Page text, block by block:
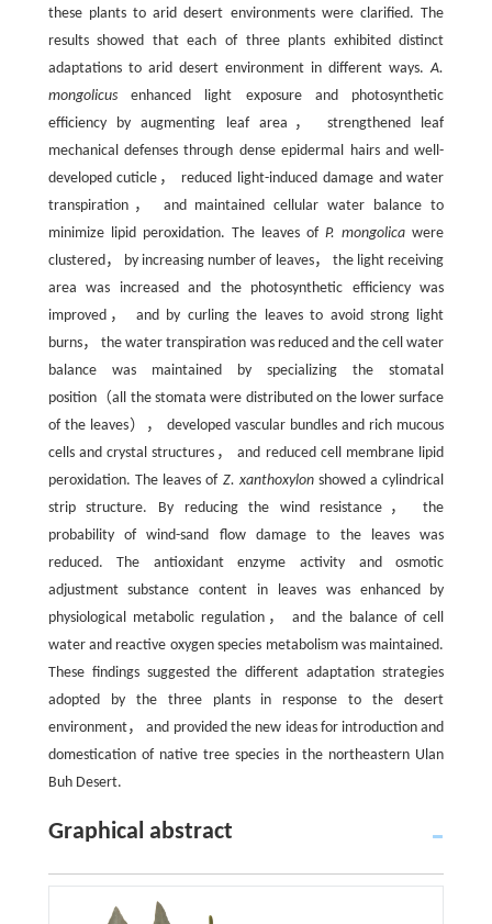
these plants to arid desert environments were clarified. The
results showed that each of three plants exhibited distinct
adaptations to arid desert environment in different ways.A.
mongolicusenhanced light exposure and photosynthetic
efficiency by augmenting leaf area， strengthened leaf
mechanical defenses through dense epidermal hairs and well-
developed cuticle， reduced light-induced damage and water
transpiration， and maintained cellular water balance to
minimize lipid peroxidation. The leaves ofP. mongolica were
clustered， by increasing number of leaves， the light receiving
area was increased and the photosynthetic efficiency was
improved， and by curling the leaves to avoid strong light
burns， the water transpiration was reduced and the cell water
balance was maintained by specializing the stomatal
position（all the stomata were distributed on the lower surface
of the leaves）， developed vascular bundles and rich mucous
cells and crystal structures， and reduced cell membrane lipid
peroxidation. The leaves of Z. xanthoxylonshowed a cylindrical
strip structure. By reducing the wind resistance， the
probability of wind-sand flow damage to the leaves was
reduced. The antioxidant enzyme activity and osmotic
adjustment substance content in leaves was enhanced by
physiological metabolic regulation， and the balance of cell
water and reactive oxygen species metabolism was maintained.
These findings suggested the different adaptation strategies
adopted by the three plants in response to the desert
environment， and provided the new ideas for introduction and
domestication of native tree species in the northeastern Ulan
Buh Desert.
Graphical abstract